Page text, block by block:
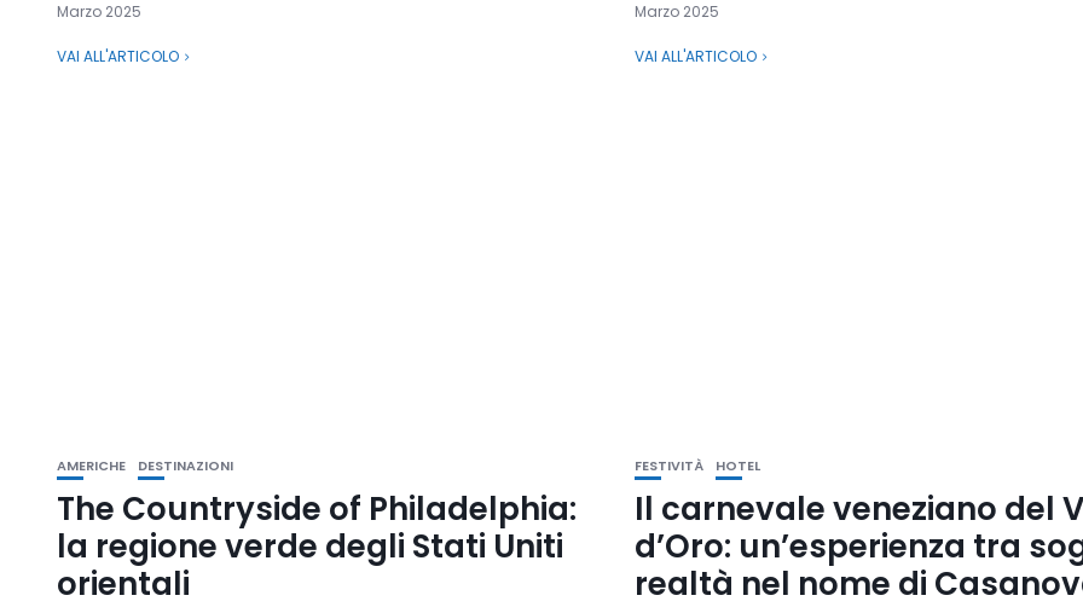
Marzo 2025
VAI ALL'ARTICOLO
Marzo 2025
VAI ALL'ARTICOLO
AMERICHE DESTINAZIONI
The Countryside of Philadelphia:
la regione verde degli Stati Uniti
orientali
FESTIVITÀ HOTEL
Il carnevale veneziano del
d’Oro: un’esperienza tra
realtà nel nome di